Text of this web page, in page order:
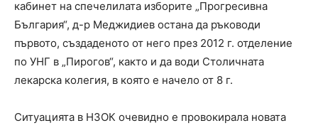
кабинет на спечелилата изборите „Прогресивна
България“, д-р Меджидиев остана да ръководи
първото, създаденото от него през 2012 г. отделение
по УНГ в „Пирогов“, както и да води Столичната
лекарска колегия, в която е начело от 8 г.
Ситуацията в НЗОК очевидно е провокирала новата